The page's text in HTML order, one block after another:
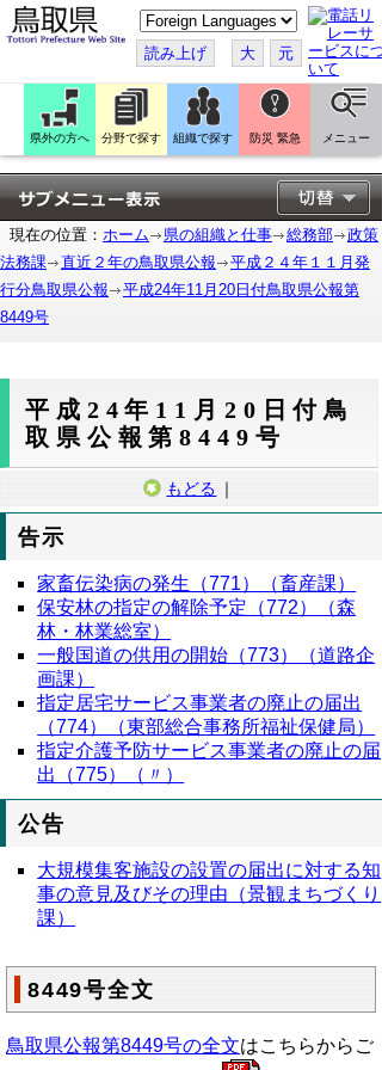
こ
の
ペ
ー
ジ
翻
訳
す
る
読み上げ 大 元
県外の方へ 分野で探す 組織で探す 防災 緊急 メニュー
現在の位置： ホーム 県の組織と仕事 総務部
政策
法務課
直近２年の鳥取県公報
平成２４年１１月発
行分鳥取県公報
平成24年11月20日付鳥取県公報第
8449号
平成24年11月20日付鳥
取県公報第8449号
もどる ｜
告示
家畜伝染病の発生（771）（畜産課）
保安林の指定の解除予定（772）（森
林・林業総室）
一般国道の供用の開始（773）（道路企
画課）
指定居宅サービス事業者の廃止の届出
（774）（東部総合事務所福祉保健局）
指定介護予防サービス事業者の廃止の届
出（775）（〃）
公告
大規模集客施設の設置の届出に対する知
事の意見及びその理由（景観まちづくり
課）
8449号全文
鳥取県公報第8449号の全文はこちらからご